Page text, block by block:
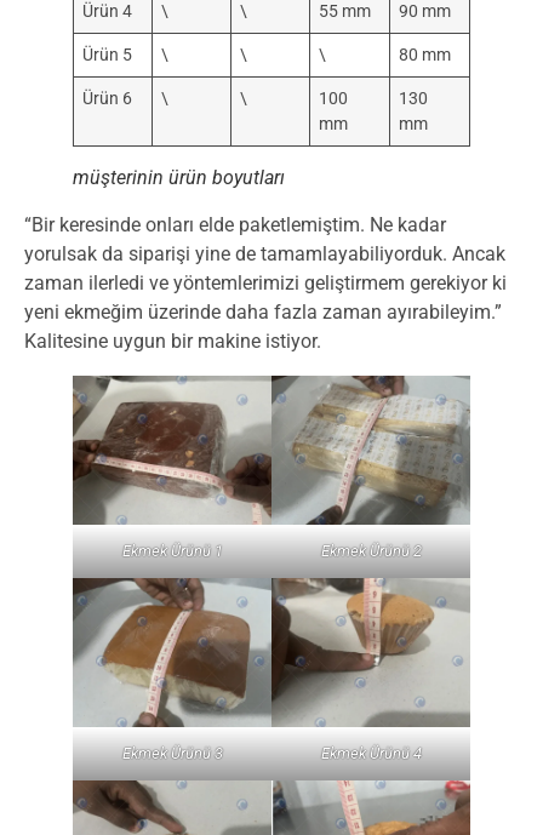
Ürün 4 \ \ 55 mm 90 mm
Ürün 5 \ \ \ 80 mm
Ürün 6 \ \
100
mm
130
mm
müşterinin ürün boyutları
“Bir keresinde onları elde paketlemiştim. Ne kadar
yorulsak da siparişi yine de tamamlayabiliyorduk. Ancak
zaman ilerledi ve yöntemlerimizi geliştirmem gerekiyor ki
yeni ekmeğim üzerinde daha fazla zaman ayırabileyim.”
Kalitesine uygun bir makine istiyor.
Ekmek Ürünü 1 Ekmek Ürünü 2
Ekmek Ürünü 3 Ekmek Ürünü 4